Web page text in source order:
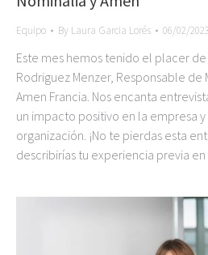
Equipo By Laura Garcia Lorés 06/02/2023
Este mes hemos tenido el placer
Rodriguez Menzer, Responsable de
Amen Francia. Nos encanta
un impacto positivo en la empresa
organización. ¡No te pierdas esta
describirías tu experiencia previa